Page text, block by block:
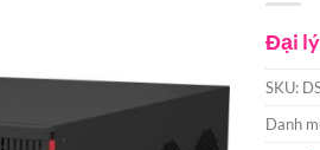
Đại lý
SKU:
Danh